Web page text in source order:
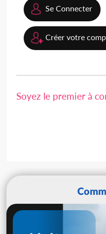
Se Connecter
Créer votre
Soyez le premier à